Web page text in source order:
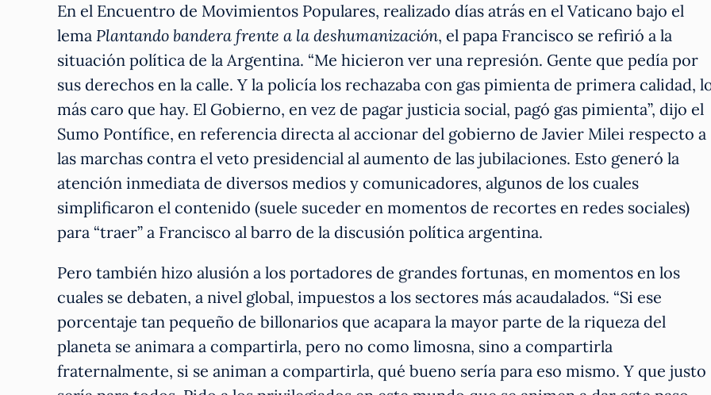
En el Encuentro de Movimientos Populares, realizado días atrás en el Vaticano bajo el
lema Plantando bandera frente a la deshumanización, el papa Francisco se refirió a la
situación política de la Argentina. “Me hicieron ver una represión. Gente que pedía por
sus derechos en la calle. Y la policía los rechazaba con gas pimienta de primera calidad,
más caro que hay. El Gobierno, en vez de pagar justicia social, pagó gas pimienta”, dijo el
Sumo Pontífice, en referencia directa al accionar del gobierno de Javier Milei respecto a
las marchas contra el veto presidencial al aumento de las jubilaciones. Esto generó la
atención inmediata de diversos medios y comunicadores, algunos de los cuales
simplificaron el contenido (suele suceder en momentos de recortes en redes sociales)
para “traer” a Francisco al barro de la discusión política argentina.
Pero también hizo alusión a los portadores de grandes fortunas, en momentos en los
cuales se debaten, a nivel global, impuestos a los sectores más acaudalados. “Si ese
porcentaje tan pequeño de billonarios que acapara la mayor parte de la riqueza del
planeta se animara a compartirla, pero no como limosna, sino a compartirla
fraternalmente, si se animan a compartirla, qué bueno sería para eso mismo. Y que justo